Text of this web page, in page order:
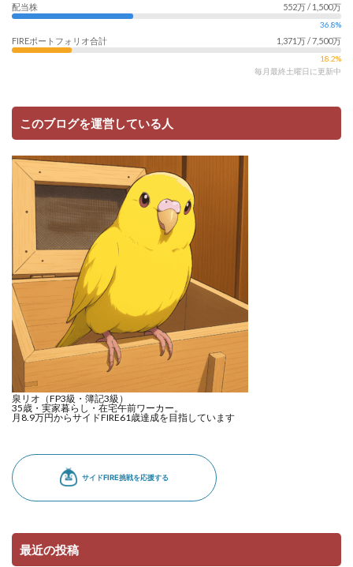
配当株 552万 / 1,500万
36.8%
FIREポートフォリオ合計 1,371万 / 7,500万
18.2%
毎月最終土曜日に更新中
このブログを運営している人
泉リオ（FP3級・簿記3級）
35歳・実家暮らし・在宅午前ワーカー。
月8.9万円からサイドFIRE61歳達成を目指しています
最近の投稿